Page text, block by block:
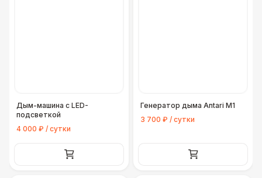
Дым-машина с LED-
подсветкой
4 000 ₽ / сутки
Генератор дыма Antari M1
3 700 ₽ / сутки